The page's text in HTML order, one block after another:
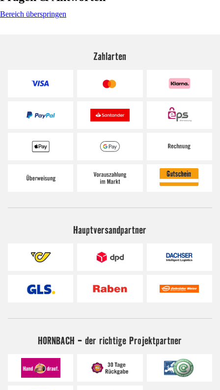
Bereich überspringen
Zahlarten
Hauptversandpartner
HORNBACH - der richtige Projektpartner